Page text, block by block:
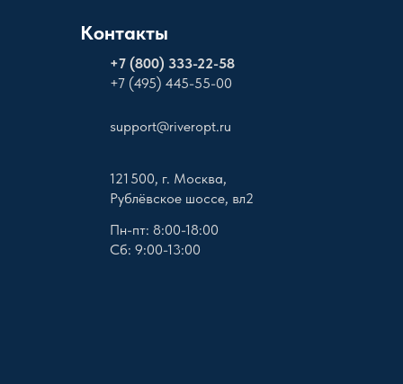
Контакты
+7 (800) 333-22-58
+7 (495) 445-55-00
support@riveropt.ru
121 500, г. Москва,
Рублёвское шоссе, вл2
Пн-пт: 8:00-18:00
Сб: 9:00-13:00